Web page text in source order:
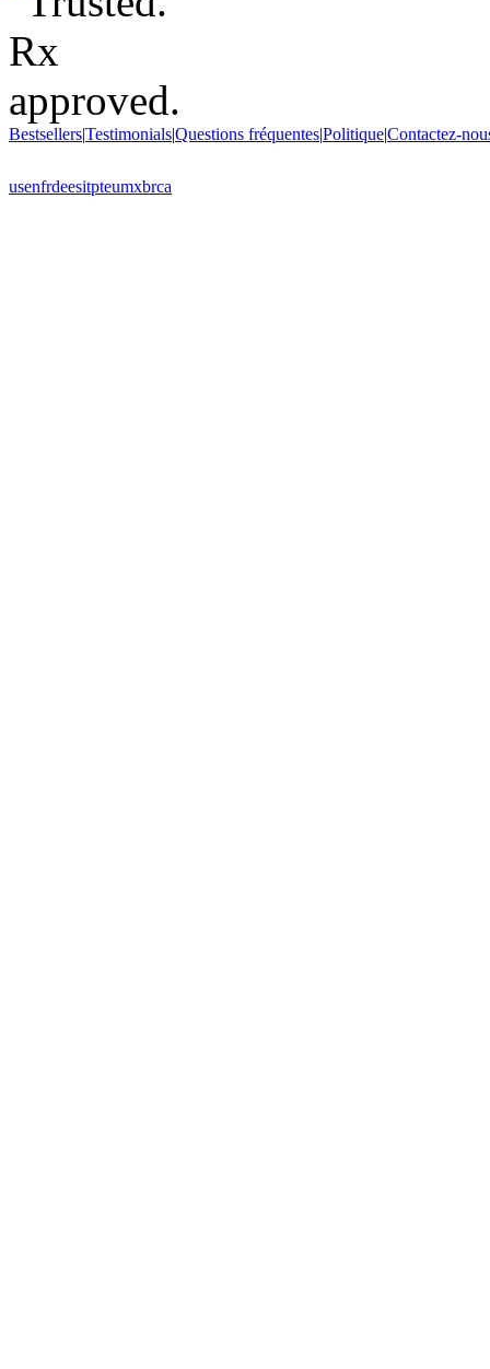
Bestsellers|Testimonials|Questions fréquentes|Politique|Contactez-
usenfrdeesitpteumxbrca